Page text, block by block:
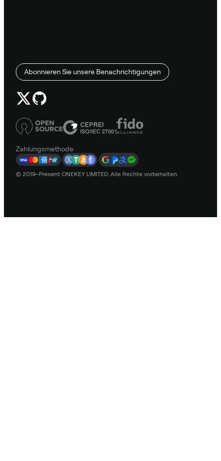
Abonnieren Sie unsere Benachrichtigungen
Zahlungsmethode
© 2019–Present ONEKEY LIMITED. Alle Rechte vorbehalten.